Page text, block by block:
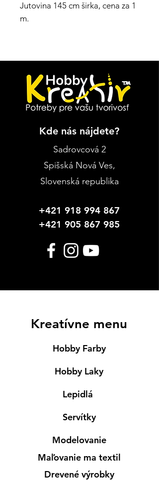
Jutovina 145 cm širka, cena za 1
m.
Kde nás nájdete?
Sadrovcová 2
Spišská Nová Ves,
Slovenská republika
+421 918 994 867
+421 905 867 985
Kreatívne menu
Hobby Farby
Hobby Laky
Lepidlá
Servítky
Modelovanie
Maľovanie ma textil
Drevené výrobky